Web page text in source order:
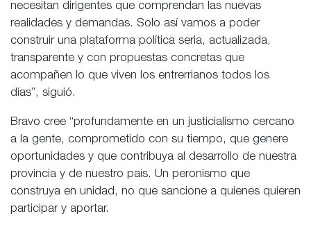
necesitan dirigentes que comprendan las nuevas
realidades y demandas. Solo así vamos a poder
construir una plataforma política seria, actualizada,
transparente y con propuestas concretas que
acompañen lo que viven los entrerrianos todos los
días”, siguió.
Bravo cree “profundamente en un justicialismo cercano
a la gente, comprometido con su tiempo, que genere
oportunidades y que contribuya al desarrollo de nuestra
provincia y de nuestro país. Un peronismo que
construya en unidad, no que sancione a quienes quieren
participar y aportar.